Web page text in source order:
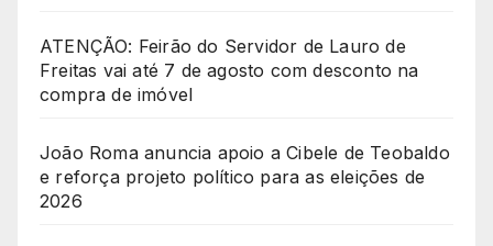
ATENÇÃO: Feirão do Servidor de Lauro de
Freitas vai até 7 de agosto com desconto na
compra de imóvel
João Roma anuncia apoio a Cibele de Teobaldo
e reforça projeto político para as eleições de
2026